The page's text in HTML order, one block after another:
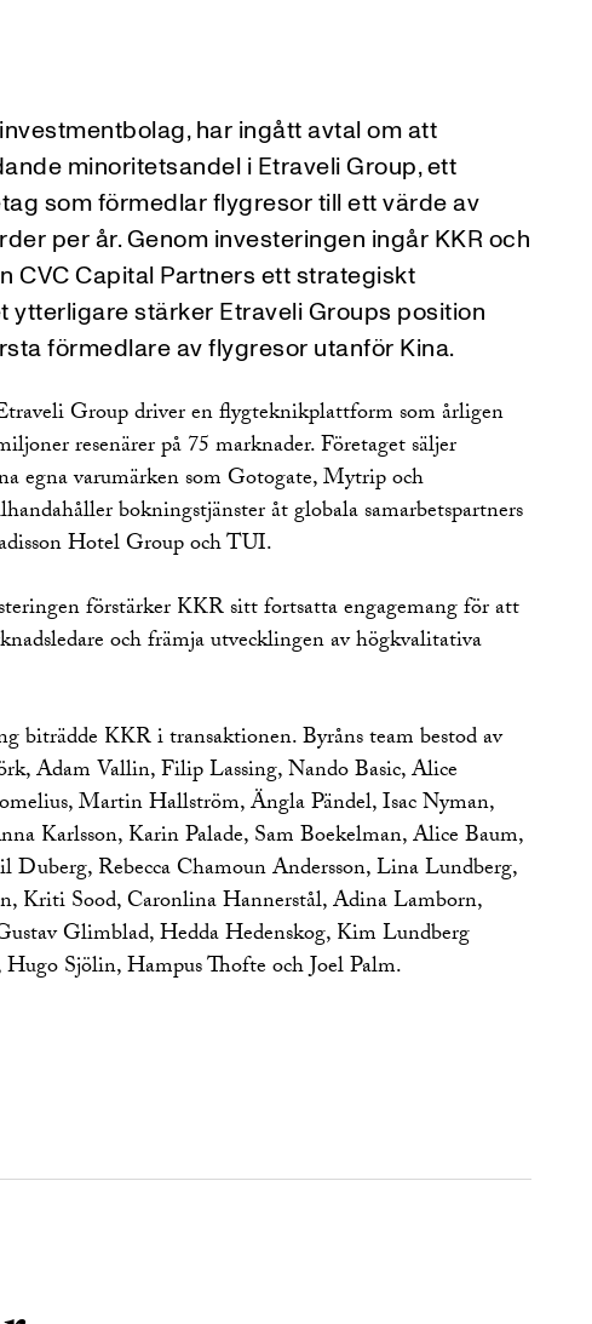
har ingått avtal om att
minoritetsandel i Etraveli Group, ett
som förmedlar flygresor till ett värde av
per år. Genom investeringen ingår KKR och
CVC Capital Partners ett strategiskt
ytterligare stärker Etraveli Groups position
förmedlare av flygresor utanför Kina.
Group driver en flygteknikplattform som årligen
resenärer på 75 marknader. Företaget säljer
egna varumärken som Gotogate, Mytrip och
bokningstjänster åt globala samarbetspartners
Hotel Group och TUI.
förstärker KKR sitt fortsatta engagemang för att
och främja utvecklingen av högkvalitativa
biträdde KKR i transaktionen. Byråns team bestod av
Adam Vallin, Filip Lassing, Nando Basic, Alice
Martin Hallström, Ängla Pändel, Isac Nyman,
Karlsson, Karin Palade, Sam Boekelman, Alice Baum,
Rebecca Chamoun Andersson, Lina Lundberg,
Kriti Sood, Caronlina Hannerstål, Adina Lamborn,
Glimblad, Hedda Hedenskog, Kim Lundberg
Sjölin, Hampus Thofte och Joel Palm.